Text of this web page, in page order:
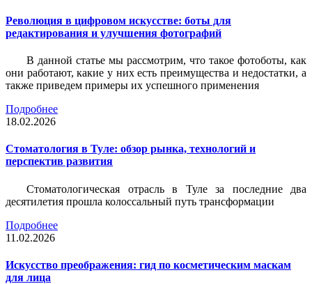
Революция в цифровом искусстве: боты для
редактирования и улучшения фотографий
В данной статье мы рассмотрим, что такое фотоботы, как
они работают, какие у них есть преимущества и недостатки, а
также приведем примеры их успешного применения
Подробнее
18.02.2026
Стоматология в Туле: обзор рынка, технологий и
перспектив развития
Стоматологическая отрасль в Туле за последние два
десятилетия прошла колоссальный путь трансформации
Подробнее
11.02.2026
Искусство преображения: гид по косметическим маскам
для лица